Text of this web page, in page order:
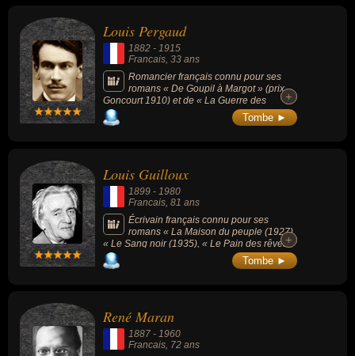
Louis Pergaud
1882 - 1915
Francais, 33 ans
Romancier français connu pour ses
romans « De Goupil à Margot » (prix
Goncourt 1910) et de « La Guerre des
boutons » (1912).
+
+
Tombe ►
Louis Guilloux
1899 - 1980
Francais , 81 ans
Écrivain français connu pour ses
romans « La Maison du peuple (1927),
« Le Sang noir (1935), « Le Pain des rêves
(1942) ou « Le Jeu de patience (1949, Prix
Renaudot). Un prix littéraire porte son nom
+
+
Tombe ►
René Maran
1887 - 1960
Francais, 72 ans